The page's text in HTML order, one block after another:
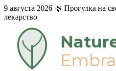
9 августа 2026 🌿 Прогулка на
лекарство